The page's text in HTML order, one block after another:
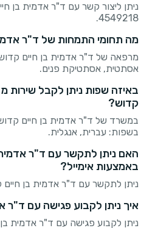
4549218.
מה תחומי התמחות של ד"ר
מרפאה של ד"ר אדמית בן חיים
אסתטית, אסתטיקת פנים.
באיזה שפות ניתן לקבל שירות
קדוש?
במשרד של ד"ר אדמית בן חיים
בשפות: עברית, אנגלית.
האם ניתן לתקשר עם ד"ר
באמצעות אימייל?
ניתן לתקשר עם ד"ר אדמית בן חיים
איך ניתן לקבוע פגישה עם ד"ר
ניתן לקבוע פגישה עם ד"ר אדמית